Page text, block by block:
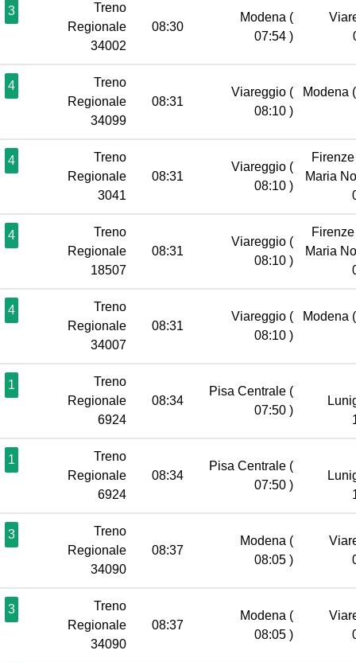
3
Treno
Regionale
34002
08:30
Modena (
07:54 )
4
Treno
Regionale
34099
08:31
Viareggio (
08:10 )
Modena
4
Treno
Regionale
3041
08:31
Viareggio (
08:10 )
Maria
4
Treno
Regionale
18507
08:31
Viareggio (
08:10 )
Maria
4
Treno
Regionale
34007
08:31
Viareggio (
08:10 )
Modena
1
Treno
Regionale
6924
08:34
Pisa Centrale (
07:50 )
1
Treno
Regionale
6924
08:34
Pisa Centrale (
07:50 )
3
Treno
Regionale
34090
08:37
Modena (
08:05 )
3
Treno
Regionale
34090
08:37
Modena (
08:05 )